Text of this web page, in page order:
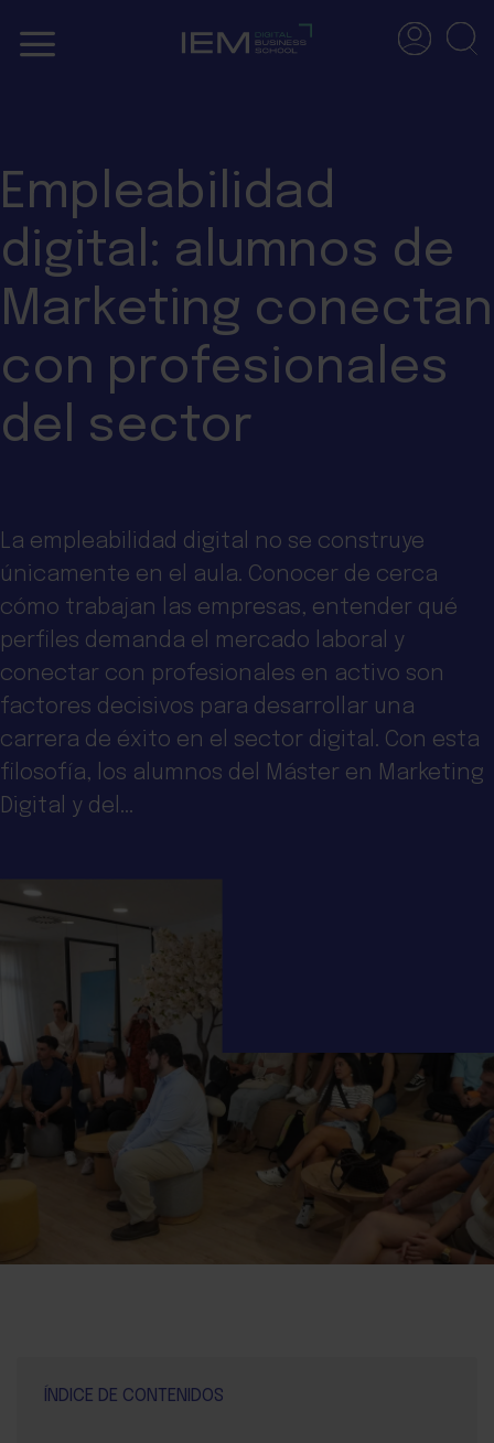
Empleabilidad
digital: alumnos de
Marketing conectan
con profesionales
del sector
La empleabilidad digital no se construye
únicamente en el aula. Conocer de cerca
cómo trabajan las empresas, entender qué
perfiles demanda el mercado laboral y
conectar con profesionales en activo son
factores decisivos para desarrollar una
carrera de éxito en el sector digital. Con esta
filosofía, los alumnos del Máster en Marketing
Digital y del...
ÍNDICE DE CONTENIDOS